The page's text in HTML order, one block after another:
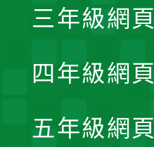
三年級網頁
四年級網頁
五年級網頁